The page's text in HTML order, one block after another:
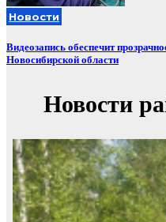
Новости
Видеозапись обеспечит
Новосибирской области